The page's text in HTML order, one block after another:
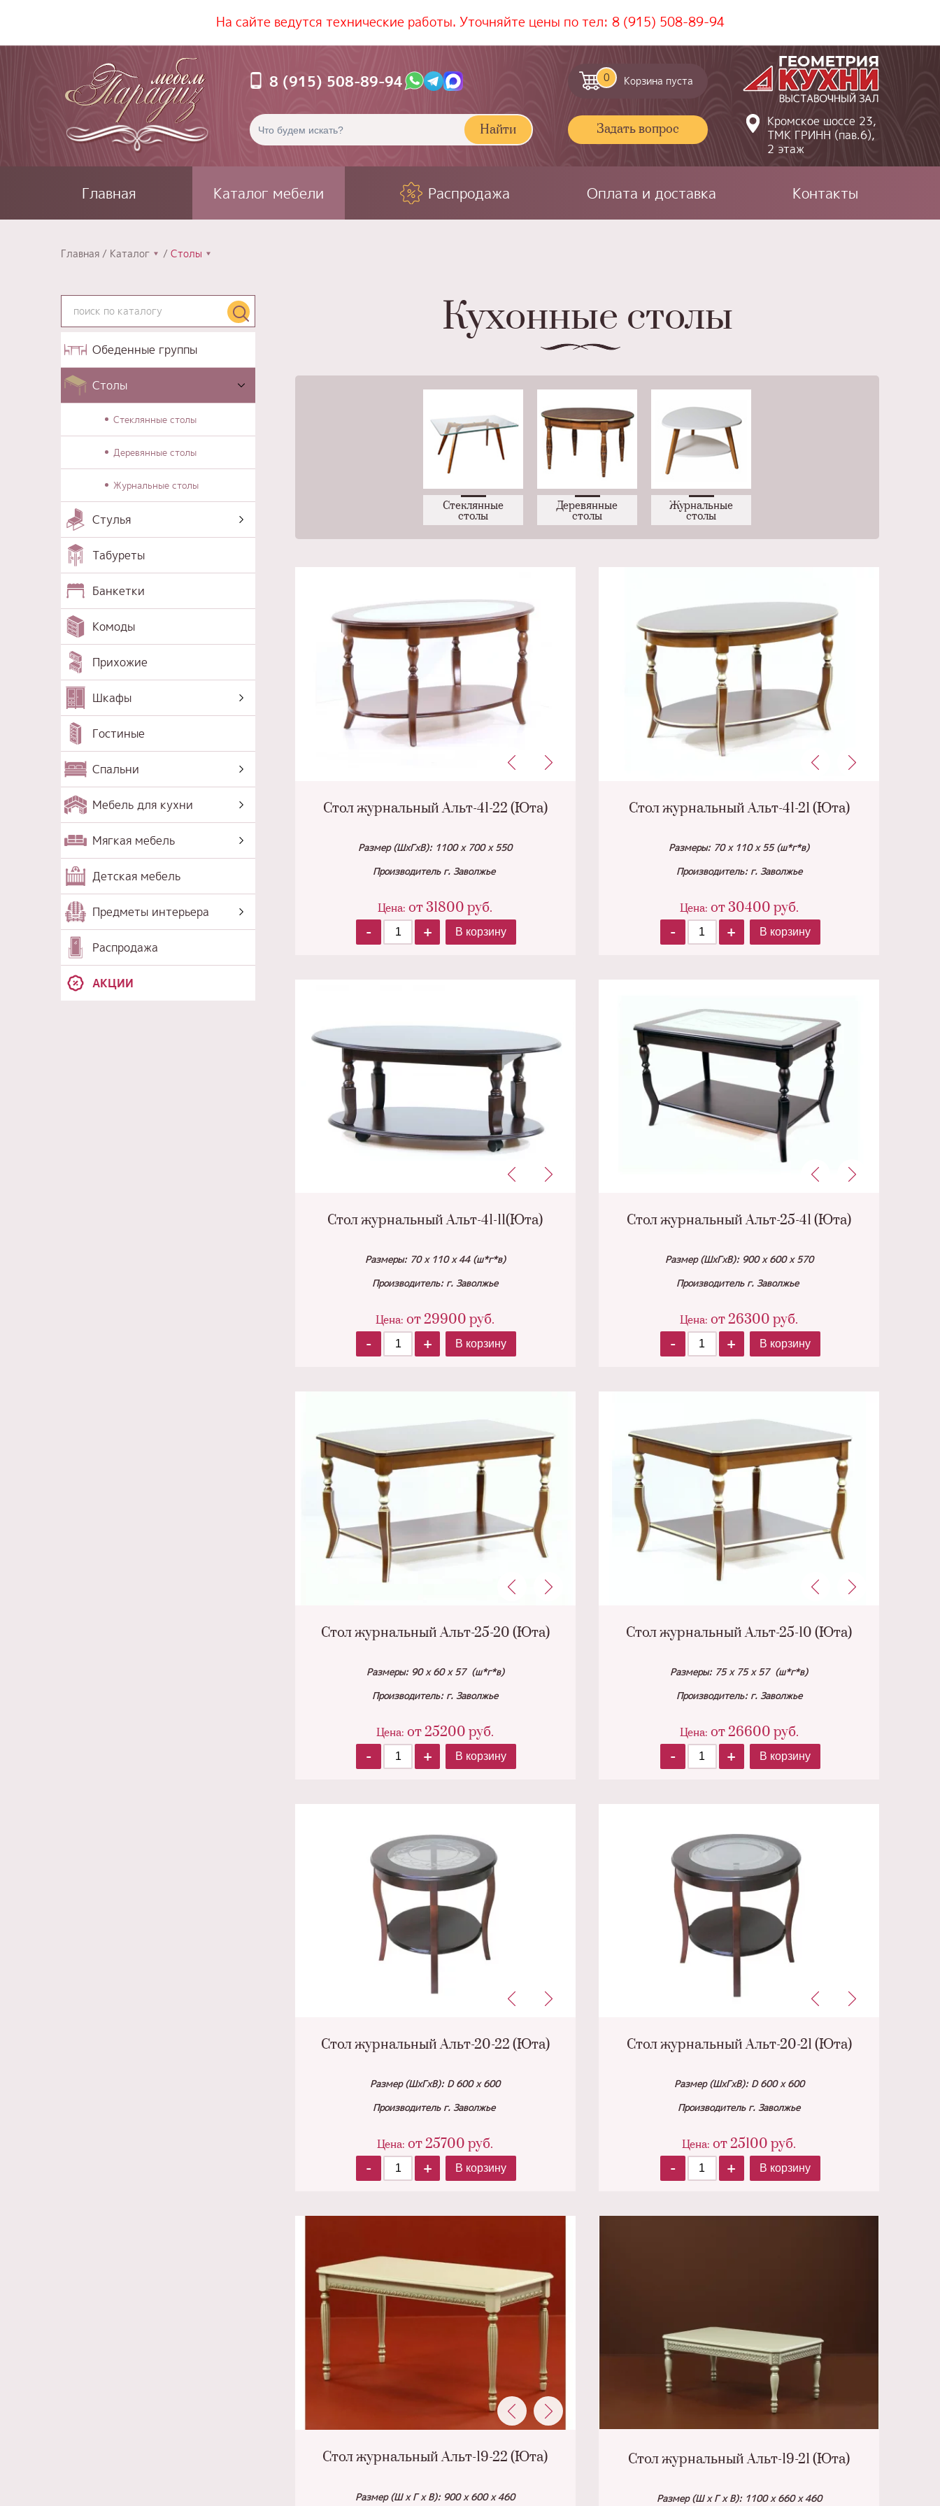
На сайте ведутся технические работы. Уточняйте цены по тел: 8 (915) 508-89-94
Кромское шоссе 23,
ТМК ГРИНН (пав.6),
2 этаж
8 (915) 508-89-94 0 Корзина пуста
Найти Задать вопрос
Главная Каталог мебели Распродажа Оплата и доставка Контакты
Главная Каталог Столы
Обеденные группы
Столы
Стеклянные столы
Деревянные столы
Журнальные столы
Стулья
Табуреты
Банкетки
Комоды
Прихожие
Шкафы
Гостиные
Спальни
Мебель для кухни
Мягкая мебель
Детская мебель
Предметы интерьера
Распродажа
АКЦИИ
Кухонные столы
Стеклянные
столы
Деревянные
столы
Журнальные
столы
Стол журнальный Альт-41-22 (Юта)
Размер (ШхГхВ): 1100 х 700 х 550
Производитель г. Заволжье
Цена: от31800 руб.
-
+ В корзину
Стол журнальный Альт-41-21 (Юта)
Размеры: 70 х 110 х 55 (ш*г*в)
Производитель: г. Заволжье
Цена: от30400 руб.
-
+ В корзину
Стол журнальный Альт-41-11(Юта)
Размеры: 70 х 110 х 44 (ш*г*в)
Производитель: г. Заволжье
Цена: от29900 руб.
-
+ В корзину
Стол журнальный Альт-25-41 (Юта)
Размер (ШхГхВ): 900 х 600 х 570
Производитель г. Заволжье
Цена: от26300 руб.
-
+ В корзину
Стол журнальный Альт-25-20 (Юта)
Размеры: 90 х 60 х 57 (ш*г*в)
Производитель: г. Заволжье
Цена: от25200 руб.
-
+ В корзину
Стол журнальный Альт-25-10 (Юта)
Размеры: 75 х 75 х 57 (ш*г*в)
Производитель: г. Заволжье
Цена: от26600 руб.
-
+ В корзину
Стол журнальный Альт-20-22 (Юта)
Размер (ШхГхВ): D 600 х 600
Производитель г. Заволжье
Цена: от25700 руб.
-
+ В корзину
Стол журнальный Альт-20-21 (Юта)
Размер (ШхГхВ): D 600 х 600
Производитель г. Заволжье
Цена: от25100 руб.
-
+ В корзину
Стол журнальный Альт-19-22 (Юта)
Размер (Ш х Г х В): 900 х 600 х 460
Стол журнальный Альт-19-21 (Юта)
Размер (Ш х Г х В): 1100 х 660 х 460